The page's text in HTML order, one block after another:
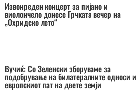
Извонреден концерт за пијано и
виолончело донесе Грчката вечер на
„Охридско лето“
Вучиќ: Со Зеленски зборуваме за
подобрување на билатералните односи и
европскиот пат на двете земји